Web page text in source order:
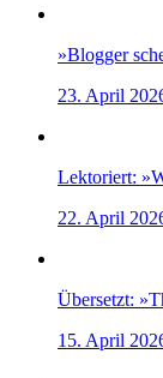
»Blogger
23. April
Lektoriert:
22. April
Übersetzt:
15. April